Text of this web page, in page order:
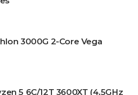
3000G 2-Core Vega
5 6C/12T 3600XT (4.5GHz